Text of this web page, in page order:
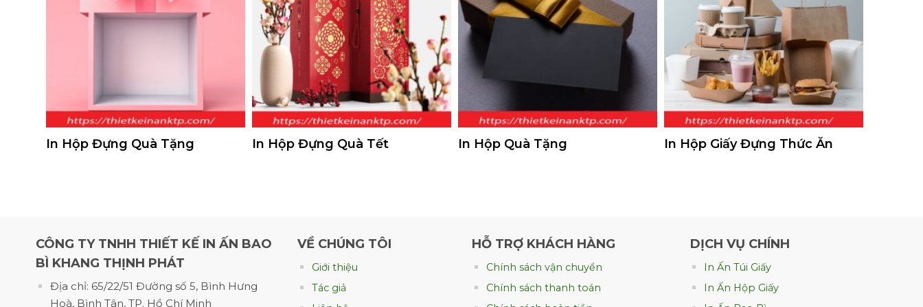
In Hộp Đựng Quà Tặng In Hộp Đựng Quà Tết In Hộp Quà Tặng In Hộp Giấy Đựng Thức Ăn
CÔNG TY TNHH THIẾT KẾ IN ẤN BAO
BÌ KHANG THỊNH PHÁT
Địa chỉ: 65/22/51 Đường số 5, Bình Hưng
Hoà, Bình Tân, TP. Hồ Chí Minh
VỀ CHÚNG TÔI
Giới thiệu
Tác giả
HỖ TRỢ KHÁCH HÀNG
Chính sách vận chuyển
Chính sách thanh toán
DỊCH VỤ CHÍNH
In Ấn Túi Giấy
In Ấn Hộp Giấy